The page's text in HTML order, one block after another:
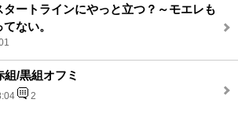
ートラインにやっと立つ？～モエレも
ない。
組/黒組オフミ
2